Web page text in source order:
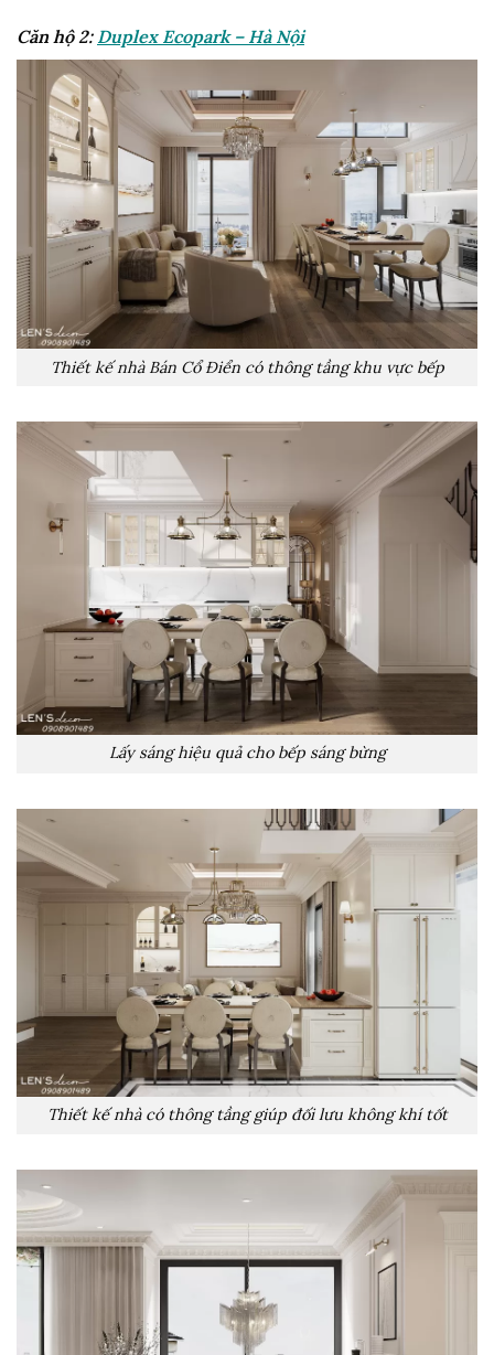
Căn hộ 2: Duplex Ecopark – Hà Nội
Thiết kế nhà Bán Cổ Điển có thông tầng khu vực bếp
Lấy sáng hiệu quả cho bếp sáng bừng
Thiết kế nhà có thông tầng giúp đối lưu không khí tốt